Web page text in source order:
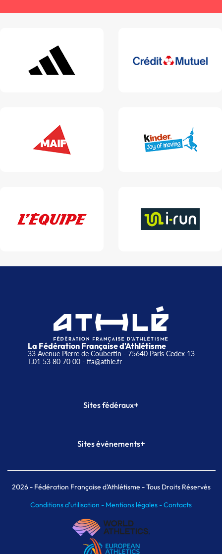
La Fédération Française d'Athlétisme
33 Avenue Pierre de Coubertin - 75640 Paris Cedex 13
T.01 53 80 70 00- ffa@athle.fr
Sites fédéraux+
Plateforme Formation
Sites événements+
Meeting de Paris indoor
MAIF Ekiden de Paris
2026- Fédération Française d'Athlétisme - Tous Droits Réservés
Conditions d'utilisation - Mentions légales -Contacts